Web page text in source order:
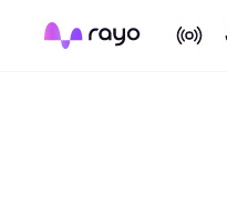
On Air